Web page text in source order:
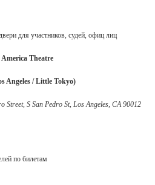
для участников, судей, офиц лиц
Theatre
Angeles / Little Tokyo)
Street, S San Pedro St, Los Angeles, CA 90012
по билетам